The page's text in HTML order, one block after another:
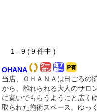
1 - 9 ( 9 件中 )
OHANA
当店、ＯＨＡＮＡは日ごろの
から、離れられる大人のサロ
に寛いでもらうようにと広く
取られた施術スペース。ゆっ